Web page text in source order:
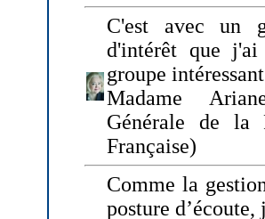
C'est avec un
d'intérêt que
groupe
Madame
Générale de la
Française)
Comme la
posture